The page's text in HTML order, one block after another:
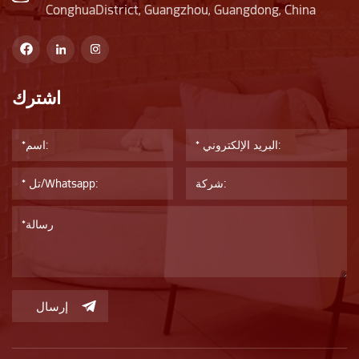
أكسيد الكوبالت وثاني أكسيد المنغنيز وغيرها) إلى الزجاج،
وأنيقة فحسب، بل تتميز أيضًابعض خصائص التظليل
والحماية.الاستعمال: يستخدم على نطاق واسع في زجاجات الأدوية
البنيتُستخدم زجاجات الزيت العطري لمنع تلف الأدوية من الأشعة
فوق البنفسجية.باختصار، يتم استخدام أنواع مختلفة من الزجاج على
نطاق واسع في تغليف المنتجات المختلفة نظرًا لخصائصهاخصائص
ومزايا فريدة من نوعها. عند اختيار العبوات الزجاجية، من الضروري
النظر بشكل شامل في عوامل مثلخصائص المنتج وطلب السوق
والتكلفة.
ConghuaDistrict, Guangzhou, Guangdong, China
اشترك
إرسال